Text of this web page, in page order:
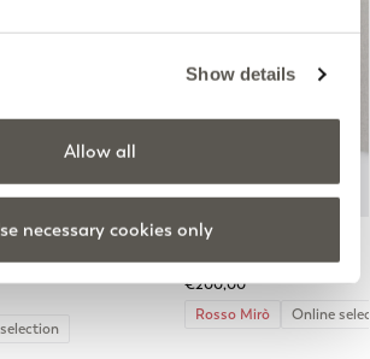
Show details
Allow all
necessary cookies only
linho com um
Chinos misto linho
2 Colors
€200,00
Rosso Mirò
Online